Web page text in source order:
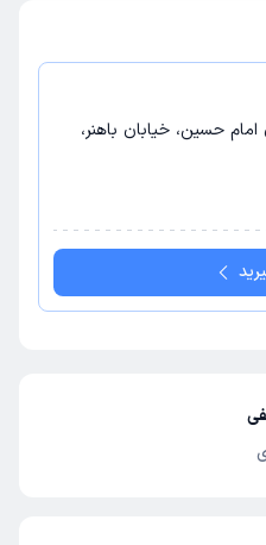
امام حسین، خیابان باهنر،